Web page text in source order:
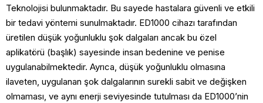
Teknolojisi bulunmaktadır. Bu sayede hastalara güvenli ve
bir tedavi yöntemi sunulmaktadır. ED1000 cihazı tarafından
üretilen düşük yoğunluklu şok dalgaları ancak bu özel
aplikatörü (başlık) sayesinde insan bedenine ve penise
uygulanabilmektedir. Ayrıca, düşük yoğunluklu olmasına
ilaveten, uygulanan şok dalgalarının surekli sabit ve
olmaması, ve aynı enerji seviyesinde tutulması da